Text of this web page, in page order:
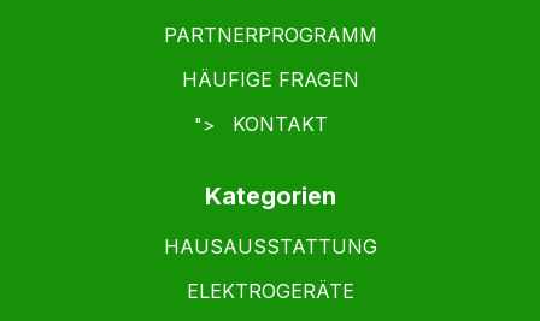
PARTNERPROGRAMM
HÄUFIGE FRAGEN
"> KONTAKT
Kategorien
HAUSAUSSTATTUNG
ELEKTROGERÄTE